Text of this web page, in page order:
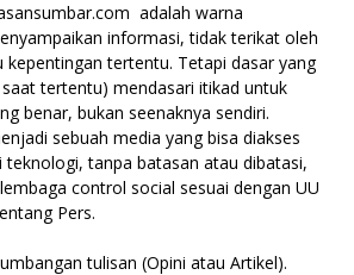
adalah warna
informasi, tidak terikat oleh
tertentu. Tetapi dasar yang
tertentu) mendasari itikad untuk
benar, bukan seenaknya sendiri.
sebuah media yang bisa diakses
tanpa batasan atau dibatasi,
control social sesuai dengan UU
Pers.
tulisan (Opini atau Artikel).